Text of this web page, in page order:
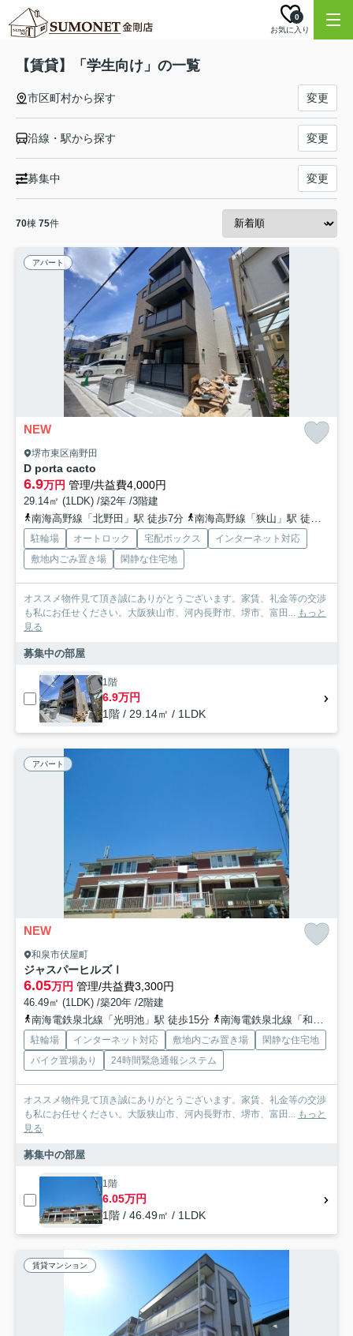
お気に入り
0
【賃貸】「学生向け」の一覧
市区町村から探す 変更
沿線・駅から探す 変更
募集中 変更
70棟 75件
アパート
NEW
堺市東区南野田
D porta cacto
6.9万円 管理/共益費4,000円
29.14㎡ (1LDK) /築2年 /3階建
南海高野線「北野田」駅 徒歩7分
南海高野線「狭山」駅 徒歩11分
駐輪場 オートロック 宅配ボックス
インターネット対応
敷地内ごみ置き場
閑静な住宅地
オススメ物件見て頂き誠にありがとうございます。家賃、礼金等の交渉
も私にお任せください。大阪狭山市、河内長野市、堺市、富田... もっと
見る
募集中の部屋
1階
6.9万円
1階 / 29.14㎡ / 1LDK
アパート
NEW
和泉市伏屋町
ジャスパーヒルズⅠ
6.05万円 管理/共益費3,300円
46.49㎡ (1LDK) /築20年 /2階建
南海電鉄泉北線「光明池」駅 徒歩15分
南海電鉄泉北線「和泉中央」駅 徒歩23分
駐輪場 インターネット対応 敷地内ごみ置き場
閑静な住宅地
バイク置場あり
24時間緊急通報システム
オススメ物件見て頂き誠にありがとうございます。家賃、礼金等の交渉
も私にお任せください。大阪狭山市、河内長野市、堺市、富田... もっと
見る
募集中の部屋
1階
6.05万円
1階 / 46.49㎡ / 1LDK
賃貸マンション